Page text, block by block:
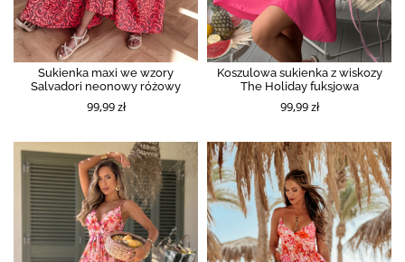
Sukienka maxi we wzory
Salvadori neonowy różowy
99,99 zł
Koszulowa sukienka z wiskozy
The Holiday fuksjowa
99,99 zł